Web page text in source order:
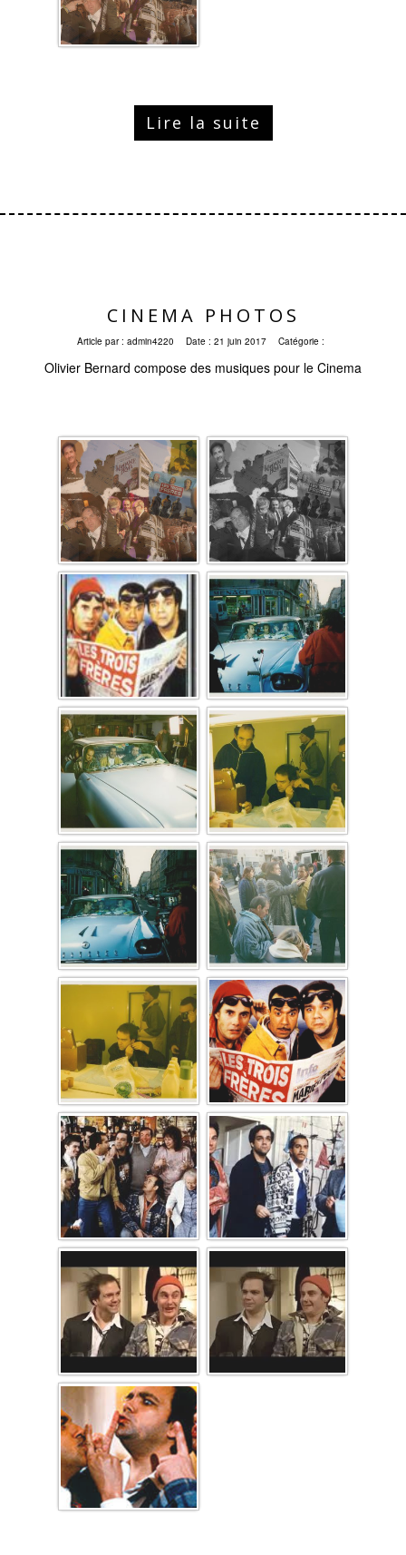
Lire la suite
CINEMA PHOTOS
Article par : admin4220 Date : 21 juin 2017 Catégorie :
Olivier Bernard compose des musiques pour le Cinema